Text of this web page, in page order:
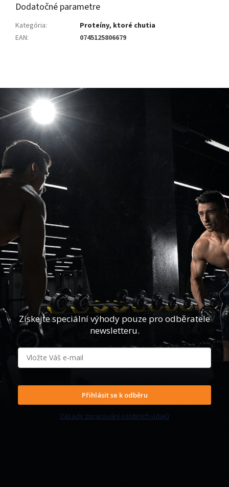
Dodatočné parametre
Kategória:
Proteíny, ktoré chutia
EAN: 0745125806679
Získejte speciální výhody pouze pro odběratele
newsletteru.
Přihlásit se k odběru
Zásady zpracování osobních údajů